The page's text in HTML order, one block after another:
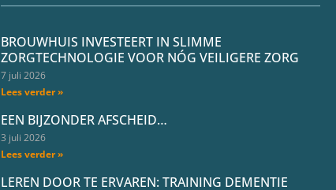
BROUWHUIS INVESTEERT IN SLIMME
ZORGTECHNOLOGIE VOOR NÓG VEILIGERE ZORG
7 juli 2026
Lees verder »
EEN BIJZONDER AFSCHEID…
3 juli 2026
Lees verder »
LEREN DOOR TE ERVAREN: TRAINING DEMENTIE